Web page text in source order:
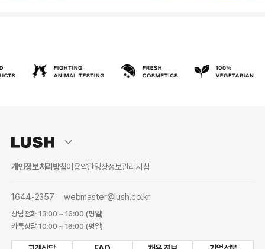
개인정보처리방침이용약관영상정보관리지침
1644-2357 webmaster@lush.co.kr
상담전화 13:00 ~ 16:00 (평일)
카톡상담 10:00 ~ 16:00 (평일)